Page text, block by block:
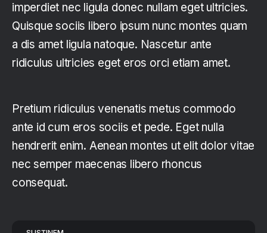
imperdiet nec ligula donec nullam eget ultricies.
Quisque sociis libero ipsum nunc montes quam
a dis amet ligula natoque. Nascetur ante
ridiculus ultricies eget eros orci etiam amet.
Pretium ridiculus venenatis metus commodo
ante id cum eros sociis et pede. Eget nulla
hendrerit enim. Aenean montes ut elit dolor vitae
nec semper maecenas libero rhoncus
consequat.